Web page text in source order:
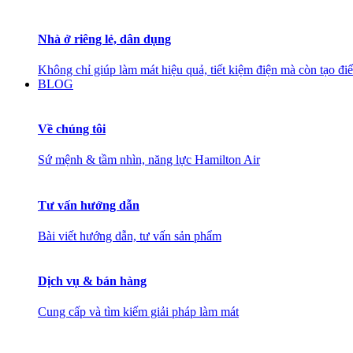
Nhà ở riêng lẻ, dân dụng
Không chỉ giúp làm mát hiệu quả, tiết kiệm điện mà còn tạo
BLOG
Về chúng tôi
Sứ mệnh & tầm nhìn, năng lực Hamilton Air
Tư vấn hướng dẫn
Bài viết hướng dẫn, tư vấn sản phẩm
Dịch vụ & bán hàng
Cung cấp và tìm kiếm giải pháp làm mát